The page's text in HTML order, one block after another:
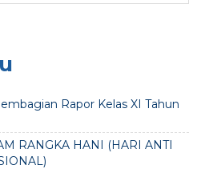
Rapor Kelas XI Tahun
RANGKA HANI (HARI ANTI